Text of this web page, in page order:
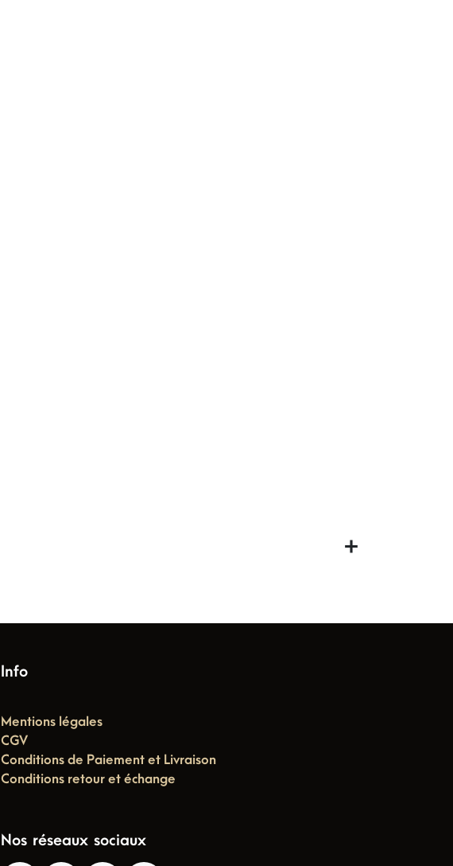
Info
Mentions légales
CGV
Conditions de Paiement et Livraison
Conditions retour et échange
Nos réseaux sociaux